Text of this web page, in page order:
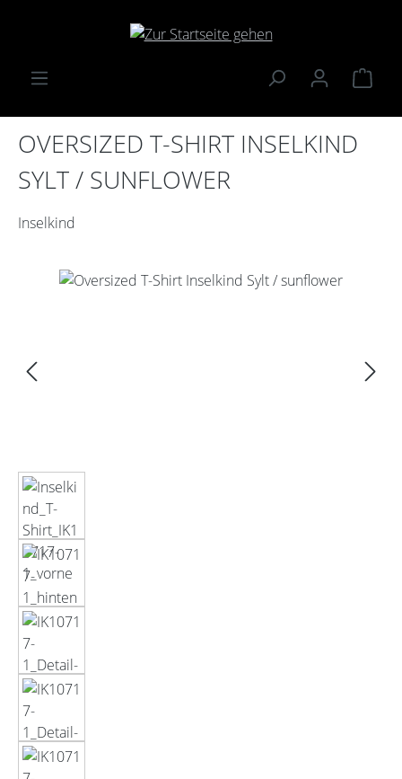
Zum Hauptinhalt springen
OVERSIZED T-SHIRT INSELKIND
SYLT / SUNFLOWER
Inselkind
Bildergalerie überspringen